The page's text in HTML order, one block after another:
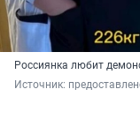
Россиянка любит
Источник: